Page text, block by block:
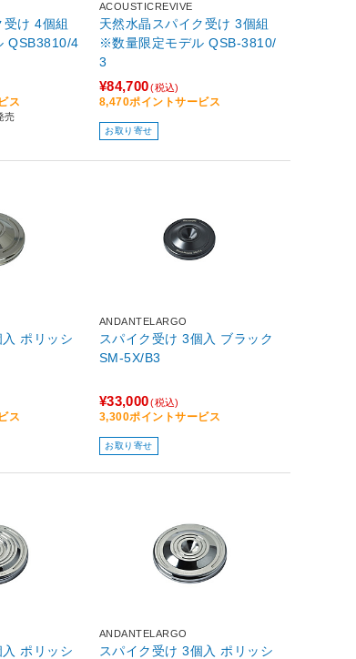
受け 4個組
※数量限定モデル QSB3810/4
ス
売
ACOUSTICREVIVE
天然水晶スパイク受け 3個組
※数量限定モデル QSB-3810/
3
¥84,700(税込)
8,470ポイントサービス
お取り寄せ
シ
ス
ANDANTELARGO
スパイク受け 3個入 ブラック
SM-5X/B3
¥33,000(税込)
3,300ポイントサービス
お取り寄せ
シ
ANDANTELARGO
スパイク受け 3個入 ポリッシ